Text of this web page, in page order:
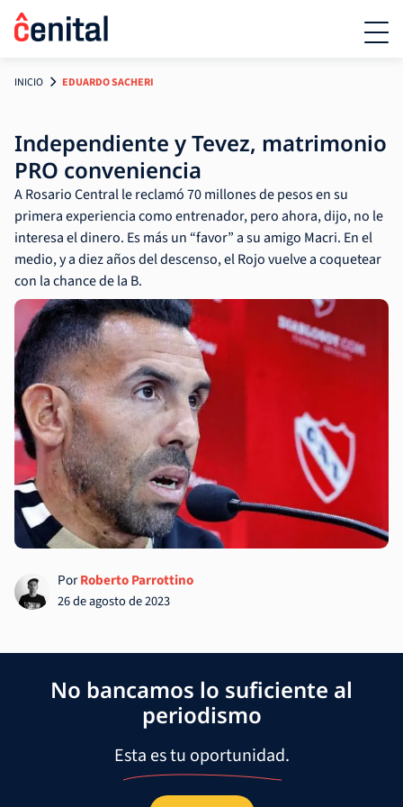
INICIO EDUARDO SACHERI
Independiente y Tevez, matrimonio
PRO conveniencia
A Rosario Central le reclamó 70 millones de pesos en su
primera experiencia como entrenador, pero ahora, dijo, no le
interesa el dinero. Es más un “favor” a su amigo Macri. En el
medio, y a diez años del descenso, el Rojo vuelve a coquetear
con la chance de la B.
PorRoberto Parrottino
26 de agosto de 2023
No bancamos lo suficiente al
periodismo
Esta es tu oportunidad.